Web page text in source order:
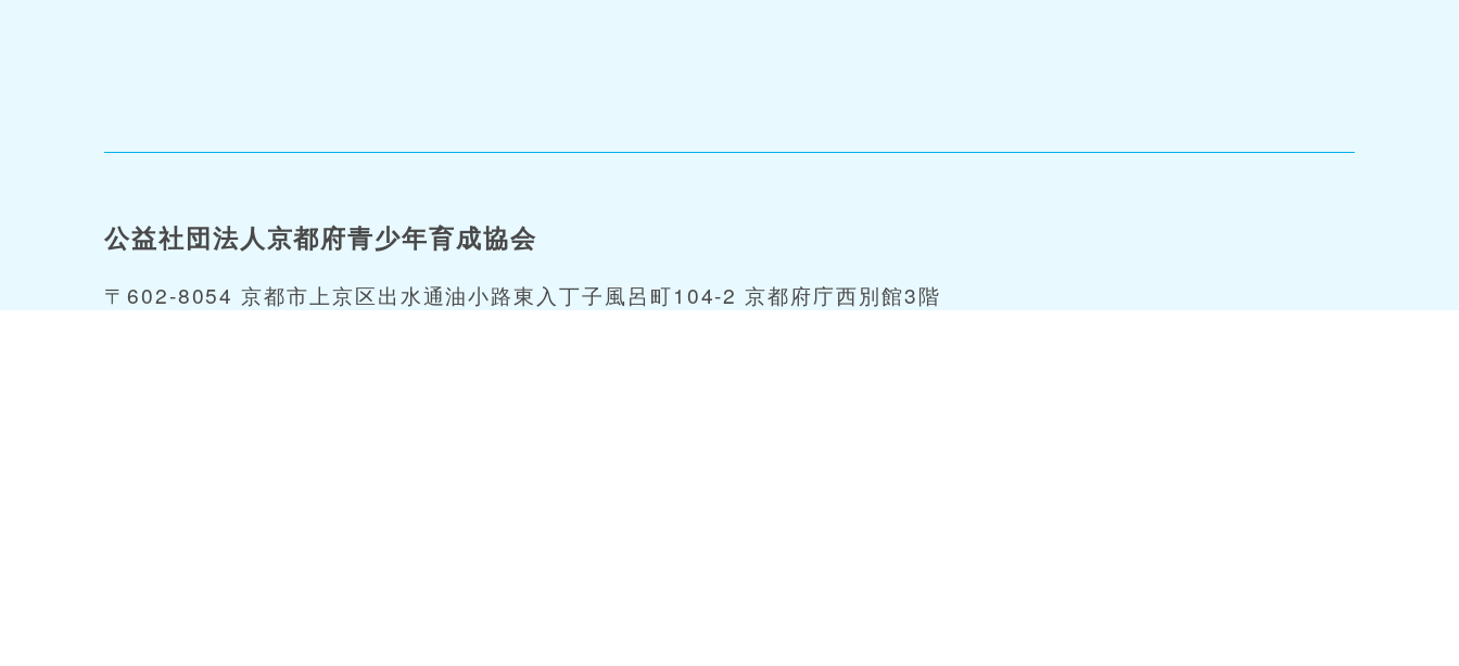
公益社団法人京都府青少年育成協会
〒602-8054 京都市上京区出水通油小路東入丁子風呂町104-2 京都府庁西別館3階